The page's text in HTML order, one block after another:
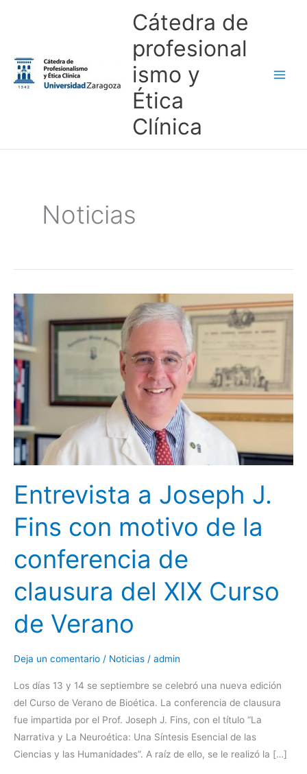
Cátedra de
profesional
ismo y
Ética
Clínica
Noticias
Entrevista a Joseph J.
Fins con motivo de la
conferencia de
clausura del XIX Curso
de Verano
Deja un comentario / Noticias / admin
Los días 13 y 14 se septiembre se celebró una nueva edición
del Curso de Verano de Bioética. La conferencia de clausura
fue impartida por el Prof. Joseph J. Fins, con el título “La
Narrativa y La Neuroética: Una Síntesis Esencial de las
Ciencias y las Humanidades”. A raíz de ello, se le realizó la […]
Entrevista
a
Joseph
J.
Fins
con
motivo
de
la
conferencia
clausura
del
XIX
de